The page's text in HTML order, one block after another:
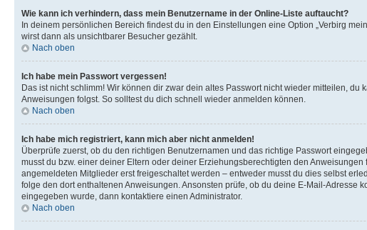
Wie kann ich verhindern, dass mein Benutzername in der Online-Liste auftaucht?
In deinem persönlichen Bereich findest du in den Einstellungen eine Option „Verbirg
wirst dann als unsichtbarer Besucher gezählt.
Nach oben
Ich habe mein Passwort vergessen!
Das ist nicht schlimm! Wir können dir zwar dein altes Passwort nicht wieder mitteilen,
Anweisungen folgst. So solltest du dich schnell wieder anmelden können.
Nach oben
Ich habe mich registriert, kann mich aber nicht anmelden!
Überprüfe zuerst, ob du den richtigen Benutzernamen und das richtige Passwort
musst du bzw. einer deiner Eltern oder deiner Erziehungsberechtigten den
angemeldeten Mitglieder erst freigeschaltet werden – entweder musst du dies selbst
folge den dort enthaltenen Anweisungen. Ansonsten prüfe, ob du deine E-Mail-
eingegeben wurde, dann kontaktiere einen Administrator.
Nach oben